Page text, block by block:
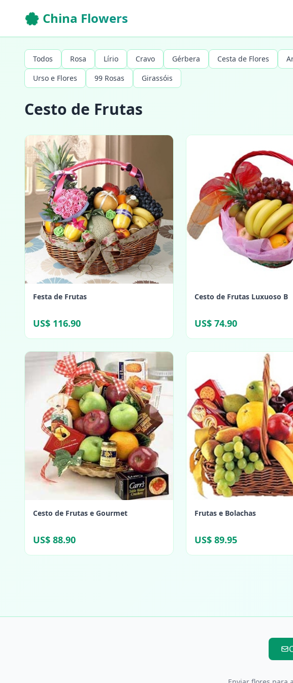
🌸 China Flowers
Todos Rosa Lírio Cravo Gérbera Cesta de Flores
Urso e Flores
99 Rosas Girassóis
Cesto de Frutas
Festa de Frutas
US$ 116.90
Cesto de Frutas Luxuoso B
US$ 74.90
Cesto de Frutas e Gourmet
US$ 88.90
Frutas e Bolachas
US$ 89.95